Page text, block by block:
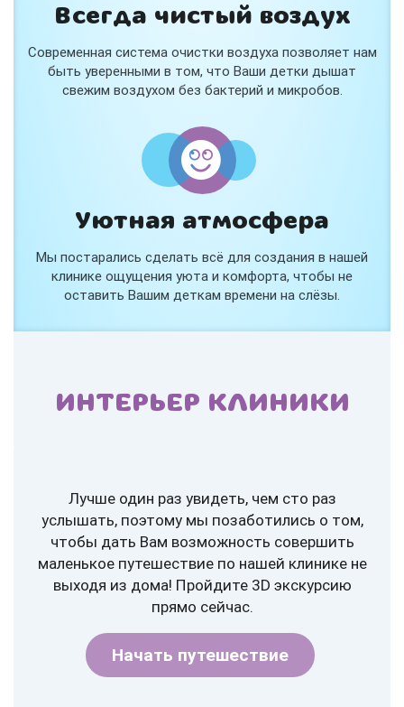
Всегда чистый воздух
Современная система очистки воздуха позволяет нам
быть уверенными в том, что Ваши детки дышат
свежим воздухом без бактерий и микробов.
Уютная атмосфера
Мы постарались сделать всё для создания в нашей
клинике ощущения уюта и комфорта, чтобы не
оставить Вашим деткам времени на слёзы.
ИНТЕРЬЕР КЛИНИКИ
Лучше один раз увидеть, чем сто раз
услышать, поэтому мы позаботились о том,
чтобы дать Вам возможность совершить
маленькое путешествие по нашей клинике не
выходя из дома! Пройдите 3D экскурсию
прямо сейчас.
Начать путешествие